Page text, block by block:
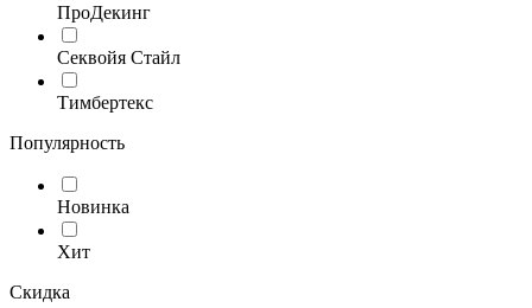
ПроДекинг
Секвойя Стайл
Тимбертекс
Популярность
Новинка
Хит
Скидка